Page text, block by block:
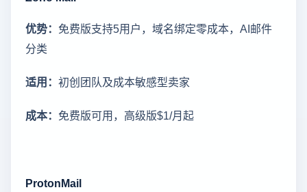
优势： 免费版支持5用户，域名绑定零成本，AI邮件
分类
适用： 初创团队及成本敏感型卖家
成本： 免费版可用，高级版$1/月起
ProtonMail